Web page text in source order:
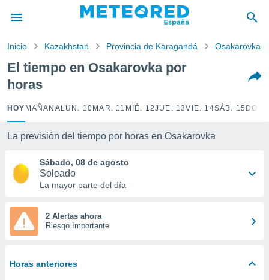
por
para
la
calidad.
a este
las
y
forma
basada
permite
Inicio Kazakhstan Provincia de Karagandá Osakarovka
El tiempo en Osakarovka por
horas
HOY MAÑANA LUN. 10 MAR. 11 MIÉ. 12JUE. 13VIE. 14SÁB. 15
La previsión del tiempo por horas en Osakarovka
Sábado, 08 de agosto
Soleado
La mayor parte del día
2 Alertas ahora
Riesgo Importante
Horas anteriores